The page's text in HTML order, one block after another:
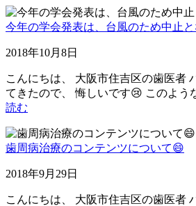
今年の学会発表は、台風のため中止
2018年10月8日
こんにちは、 大阪市住吉区の歯医者
てきたので、 悔しいです😢 このよ
読む
歯周病治療のコンテンツについて😄
2018年9月29日
こんにちは、 大阪市住吉区の歯医者